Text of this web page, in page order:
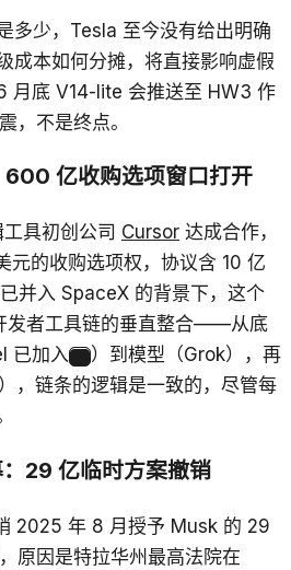
多少，Tesla 至今没有给出明确
成本如何分摊，将直接影响虚假
月底 V14-lite 会推送至 HW3 作
，不是终点。
亿收购选项窗口打开
具初创公司 Cursor 达成合作，
元的收购选项权，协议含 10 亿
并入 SpaceX 的背景下，这个
发者工具链的垂直整合——从底
已加入
）到模型（Grok），再
，链条的逻辑是一致的，尽管每
29 亿临时方案撤销
2025 年 8 月授予 Musk 的 29
，原因是特拉华州最高法院在